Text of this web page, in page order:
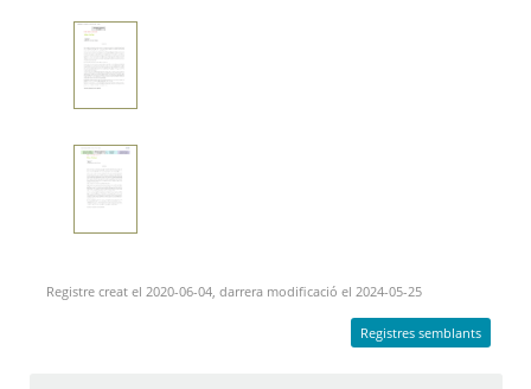
Registre creat el 2020-06-04, darrera modificació el 2024-05-25
Registres semblants